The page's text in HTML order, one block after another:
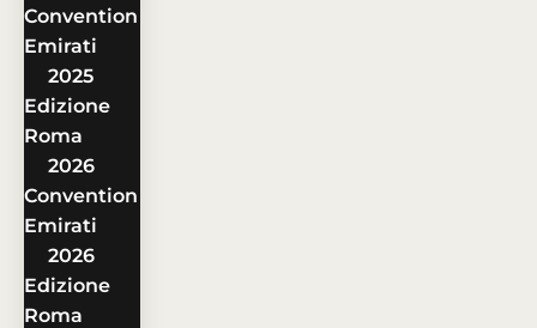
Convention
Emirati
2025
Edizione
Roma
2026
Convention
Emirati
2026
Edizione
Roma